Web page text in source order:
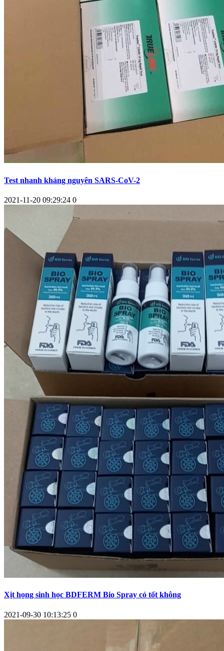
Test nhanh kháng nguyên SARS-CoV-2
2021-11-20 09:29:24 0
Xịt họng sinh học BDFERM Bio Spray có tốt không
2021-09-30 10:13:25 0